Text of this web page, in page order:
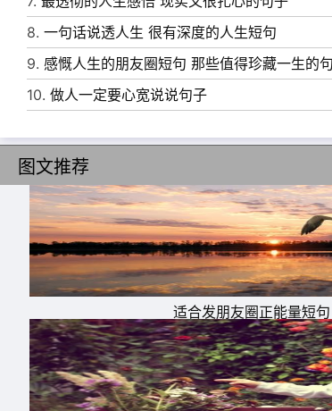
10、不要和太磨叽的人交易，他们太
果在试探着你，超过三次以上，你就
8. 一句话说透人生 很有深度的人生短句
9. 感慨人生的朋友圈短句 那些值得珍藏一生的
10. 做人一定要心宽说说句子
图文推荐
适合发朋友圈正能量短